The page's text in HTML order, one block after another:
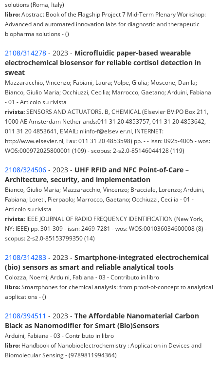
solutions (Roma, Italy)
libro:Abstract Book of the Flagship Project 7 Mid-Term Plenary Workshop:
Advanced and automated innovation labs for diagnostic and therapeutic
biopharma solutions - ()
2108/314278 - 2023 - Microfluidic paper-based wearable
electrochemical biosensor for reliable cortisol detection in
sweat
Mazzaracchio, Vincenzo; Fabiani, Laura; Volpe, Giulia; Moscone, Danila;
Bianco, Giulio Maria; Occhiuzzi, Cecilia; Marrocco, Gaetano; Arduini, Fabiana
- 01 - Articolo su rivista
rivista:SENSORS AND ACTUATORS. B, CHEMICAL (Elsevier BV:PO Box 211,
1000 AE Amsterdam Netherlands:011 31 20 4853757, 011 31 20 4853642,
011 31 20 4853641, EMAIL: nlinfo-f@elsevier.nl, INTERNET:
http://www.elsevier.nl, Fax: 011 31 20 4853598) pp. - - issn: 0925-4005 - wos:
WOS:000972025800001 (109) - scopus: 2-s2.0-85146044128 (119)
2108/324506 - 2023 - UHF RFID and NFC Point-of-Care –
Architecture, security, and implementation
Bianco, Giulio Maria; Mazzaracchio, Vincenzo; Bracciale, Lorenzo; Arduini,
Fabiana; Loreti, Pierpaolo; Marrocco, Gaetano; Occhiuzzi, Cecilia - 01 -
Articolo su rivista
rivista: IEEE JOURNAL OF RADIO FREQUENCY IDENTIFICATION (New York,
NY: IEEE) pp. 301-309 - issn: 2469-7281 - wos: WOS:001036034600008 (8) -
scopus: 2-s2.0-85153799350 (14)
2108/314283 - 2023 - Smartphone-integrated electrochemical
(bio) sensors as smart and reliable analytical tools
Colozza, Noemi; Arduini, Fabiana - 03 - Contributo in libro
libro:Smartphones for chemical analysis: from proof-of-concept to analytical
applications - ()
2108/394511 - 2023 - The Affordable Nanomaterial Carbon
Black as Nanomodifier for Smart (Bio)Sensors
Arduini, Fabiana - 03 - Contributo in libro
libro: Handbook of Nanobioelectrochemistry : Application in Devices and
Biomolecular Sensing - (9789811994364)